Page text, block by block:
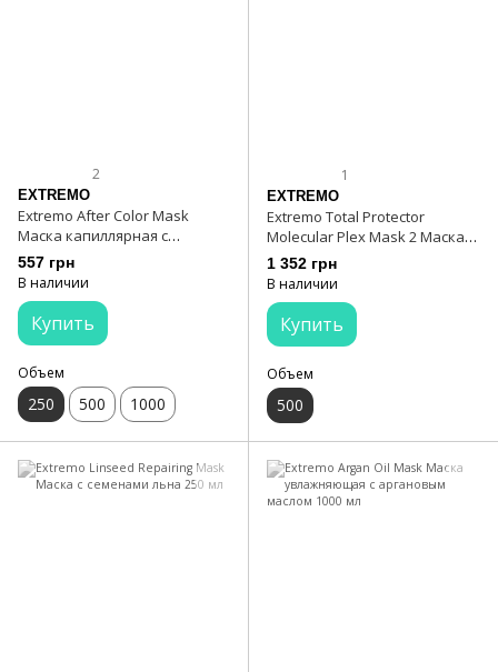
2
EXTREMO
Extremo After Color Mask
Маска капиллярная с
экстрактом улитки 250 мл
557 грн
В наличии
Купить
Объем
250 500 1000
1
EXTREMO
Extremo Total Protector
Molecular Plex Mask 2 Маска
увлажняющая и
реконструктивная
1 352 грн
В наличии
Купить
Объем
500